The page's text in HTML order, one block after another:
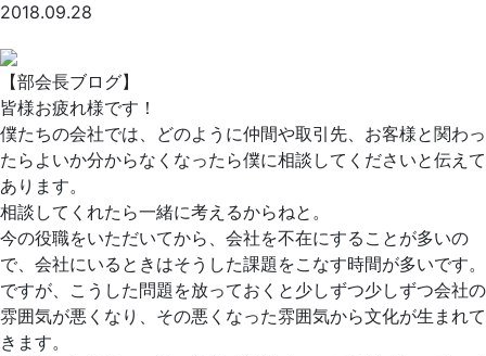
2018.09.28
【部会長ブログ】
皆様お疲れ様です！
僕たちの会社では、どのように仲間や取引先、お客様と関わっ
たらよいか分からなくなったら僕に相談してくださいと伝えて
あります。
相談してくれたら一緒に考えるからねと。
今の役職をいただいてから、会社を不在にすることが多いの
で、会社にいるときはそうした課題をこなす時間が多いです。
ですが、こうした問題を放っておくと少しずつ少しずつ会社の
雰囲気が悪くなり、その悪くなった雰囲気から文化が生まれて
きます。